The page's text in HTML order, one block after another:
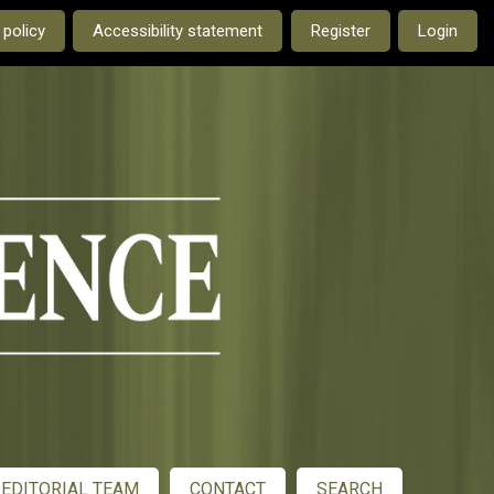
current language is:Accessibility statement Register Login
EDITORIAL TEAM CONTACT SEARCH